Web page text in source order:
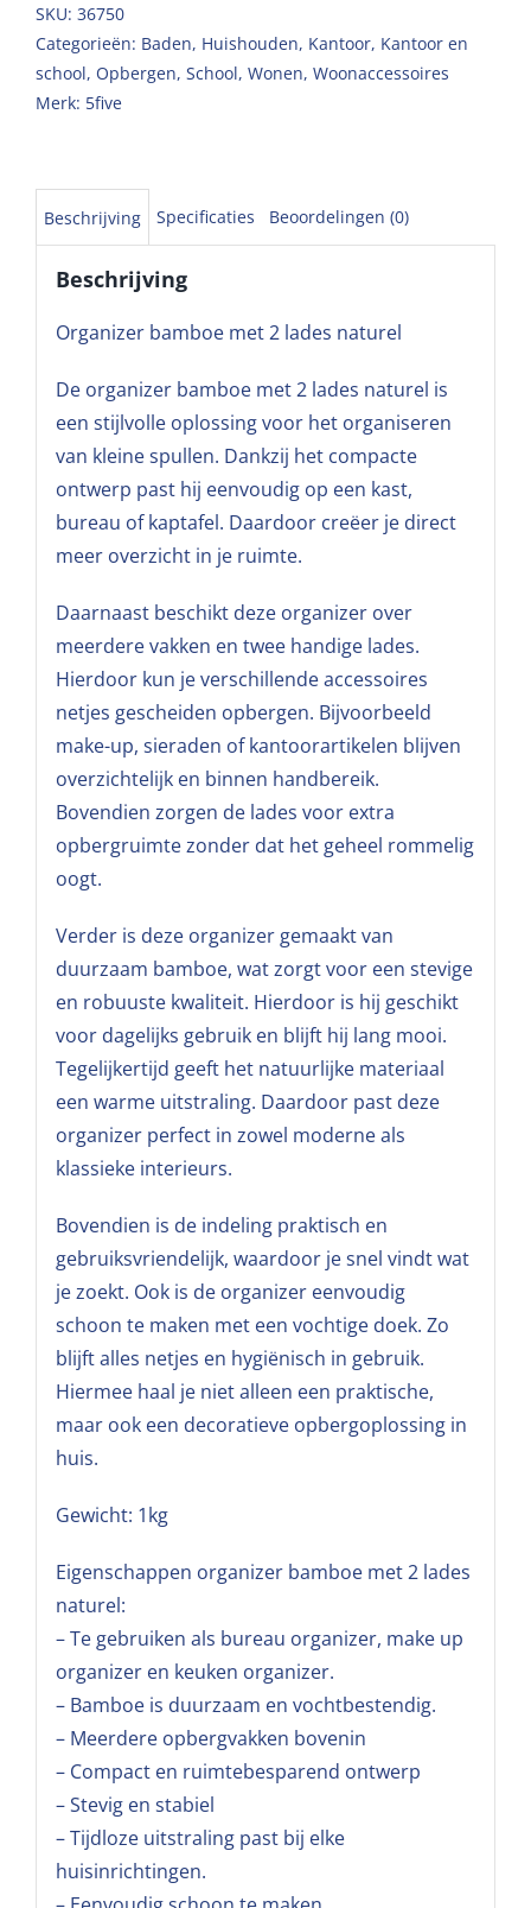
SKU: 36750
Categorieën: Baden, Huishouden, Kantoor, Kantoor en
school, Opbergen, School, Wonen, Woonaccessoires
Merk: 5five
Beschrijving Specificaties Beoordelingen (0)
Beschrijving
Organizer bamboe met 2 lades naturel
De organizer bamboe met 2 lades naturel is
een stijlvolle oplossing voor het organiseren
van kleine spullen. Dankzij het compacte
ontwerp past hij eenvoudig op een kast,
bureau of kaptafel. Daardoor creëer je direct
meer overzicht in je ruimte.
Daarnaast beschikt deze organizer over
meerdere vakken en twee handige lades.
Hierdoor kun je verschillende accessoires
netjes gescheiden opbergen. Bijvoorbeeld
make-up, sieraden of kantoorartikelen blijven
overzichtelijk en binnen handbereik.
Bovendien zorgen de lades voor extra
opbergruimte zonder dat het geheel rommelig
oogt.
Verder is deze organizer gemaakt van
duurzaam bamboe, wat zorgt voor een stevige
en robuuste kwaliteit. Hierdoor is hij geschikt
voor dagelijks gebruik en blijft hij lang mooi.
Tegelijkertijd geeft het natuurlijke materiaal
een warme uitstraling. Daardoor past deze
organizer perfect in zowel moderne als
klassieke interieurs.
Bovendien is de indeling praktisch en
gebruiksvriendelijk, waardoor je snel vindt wat
je zoekt. Ook is de organizer eenvoudig
schoon te maken met een vochtige doek. Zo
blijft alles netjes en hygiënisch in gebruik.
Hiermee haal je niet alleen een praktische,
maar ook een decoratieve opbergoplossing in
huis.
Gewicht: 1kg
Eigenschappen organizer bamboe met 2 lades
naturel:
– Te gebruiken als bureau organizer, make up
organizer en keuken organizer.
– Bamboe is duurzaam en vochtbestendig.
– Meerdere opbergvakken bovenin
– Compact en ruimtebesparend ontwerp
– Stevig en stabiel
– Tijdloze uitstraling past bij elke
huisinrichtingen.